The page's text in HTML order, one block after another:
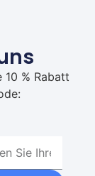
% Rabatt